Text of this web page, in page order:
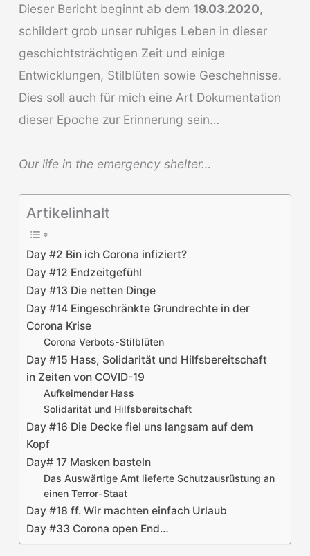
Dieser Bericht beginnt ab dem 19.03.2020,
schildert grob unser ruhiges Leben in dieser
geschichtsträchtigen Zeit und einige
Entwicklungen, Stilblüten sowie Geschehnisse.
Dies soll auch für mich eine Art Dokumentation
dieser Epoche zur Erinnerung sein…
Our life in the emergency shelter…
Artikelinhalt
Day #2 Bin ich Corona infiziert?
Day #12 Endzeitgefühl
Day #13 Die netten Dinge
Day #14 Eingeschränkte Grundrechte in der
Corona Krise
Corona Verbots-Stilblüten
Day #15 Hass, Solidarität und Hilfsbereitschaft
in Zeiten von COVID-19
Aufkeimender Hass
Solidarität und Hilfsbereitschaft
Day #16 Die Decke fiel uns langsam auf dem
Kopf
Day# 17 Masken basteln
Das Auswärtige Amt lieferte Schutzausrüstung an
einen Terror-Staat
Day #18 ff. Wir machten einfach Urlaub
Day #33 Corona open End…